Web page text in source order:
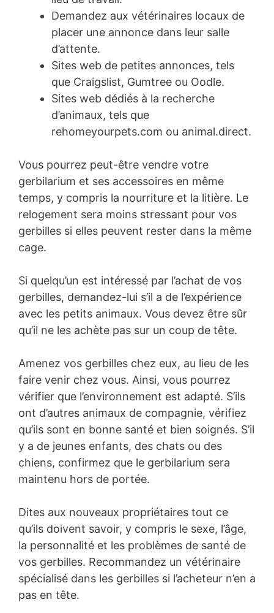
Demandez aux vétérinaires locaux de
placer une annonce dans leur salle
d’attente.
Sites web de petites annonces, tels
que Craigslist, Gumtree ou Oodle.
Sites web dédiés à la recherche
d’animaux, tels que
rehomeyourpets.com ou animal.direct.
Vous pourrez peut-être vendre votre
gerbilarium et ses accessoires en même
temps, y compris la nourriture et la litière. Le
relogement sera moins stressant pour vos
gerbilles si elles peuvent rester dans la même
cage.
Si quelqu’un est intéressé par l’achat de vos
gerbilles, demandez-lui s’il a de l’expérience
avec les petits animaux. Vous devez être sûr
qu’il ne les achète pas sur un coup de tête.
Amenez vos gerbilles chez eux, au lieu de les
faire venir chez vous. Ainsi, vous pourrez
vérifier que l’environnement est adapté. S’ils
ont d’autres animaux de compagnie, vérifiez
qu’ils sont en bonne santé et bien soignés. S’il
y a de jeunes enfants, des chats ou des
chiens, confirmez que le gerbilarium sera
maintenu hors de portée.
Dites aux nouveaux propriétaires tout ce
qu’ils doivent savoir, y compris le sexe, l’âge,
la personnalité et les problèmes de santé de
vos gerbilles. Recommandez un vétérinaire
spécialisé dans les gerbilles si l’acheteur n’en a
pas en tête.